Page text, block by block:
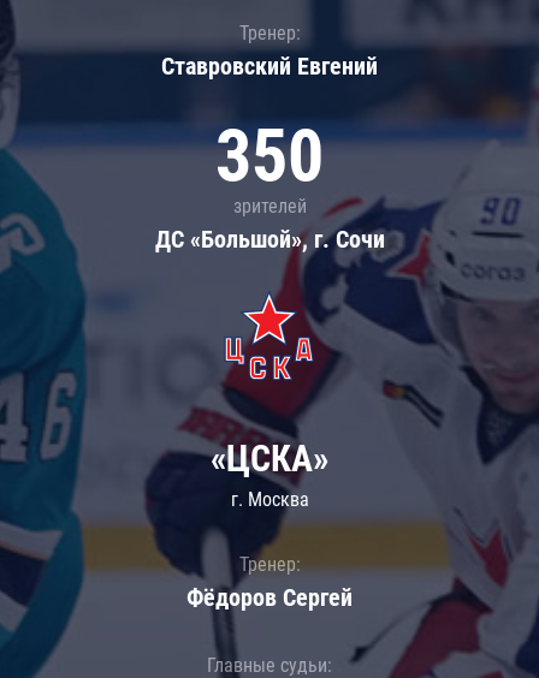
Тренер:
Ставровский Евгений
350
зрителей
ДС «Большой», г. Сочи
«ЦСКА»
г. Москва
Тренер:
Фёдоров Сергей
Главные судьи: